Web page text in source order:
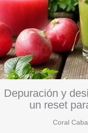
Depuración y
un reset
Coral